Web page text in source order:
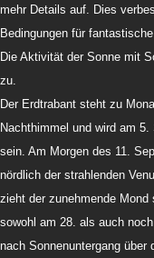
mehr Details auf. Dies
Bedingungen für
Die Aktivität der Sonne mit
zu.
Der Erdtrabant steht zu
Nachthimmel und wird am
sein. Am Morgen des 11.
nördlich der strahlenden
zieht der zunehmende
sowohl am 28. als auch
nach Sonnenuntergang über